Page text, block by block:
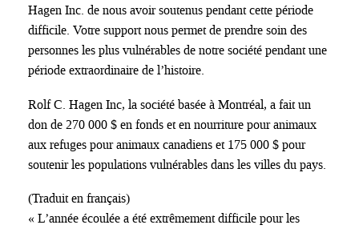
Hagen Inc. de nous avoir soutenus pendant cette période
difficile. Votre support nous permet de prendre soin des
personnes les plus vulnérables de notre société pendant une
période extraordinaire de l’histoire.
Rolf C. Hagen Inc, la société basée à Montréal, a fait un
don de 270 000 $ en fonds et en nourriture pour animaux
aux refuges pour animaux canadiens et 175 000 $ pour
soutenir les populations vulnérables dans les villes du pays.
(Traduit en français)
« L’année écoulée a été extrêmement difficile pour les